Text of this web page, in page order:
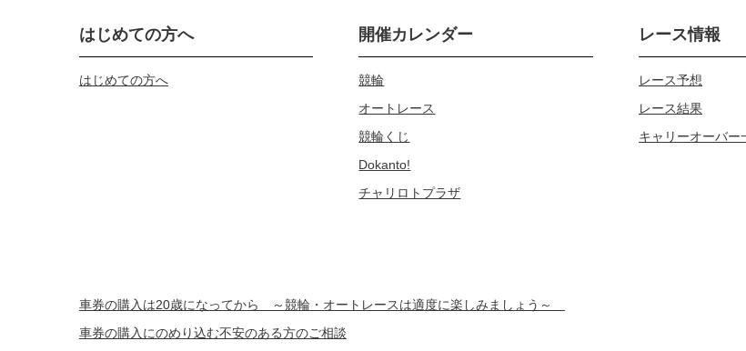
はじめての方へ
はじめての方へ
開催カレンダー
競輪
オートレース
競輪くじ
Dokanto!
チャリロトプラザ
レース情報
レース予想
レース結果
キャリーオーバー
車券の購入は20歳になってから ～競輪・オートレースは適度に楽しみましょう～
車券の購入にのめり込む不安のある方のご相談